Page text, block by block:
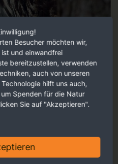
für Sie aufbereitet.
Besucher möchten wir,
und einwandfrei
bereitzustellen, verwenden
auch von unseren
hilft uns auch,
Spenden für die Natur
Sie auf "Akzeptieren".